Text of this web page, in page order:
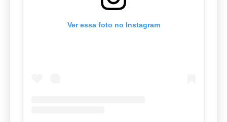
Ver essa foto no Instagram